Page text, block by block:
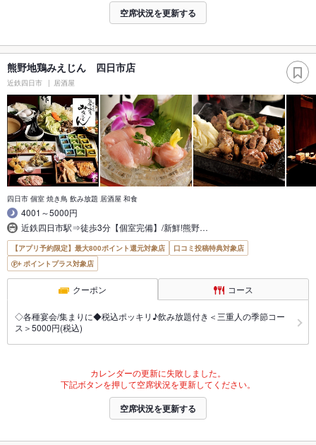
空席状況を更新する
熊野地鶏みえじん 四日市店
近鉄四日市 居酒屋
四日市 個室 焼き鳥 飲み放題 居酒屋 和食
4001～5000円
近鉄四日市駅⇒徒歩3分【個室完備】/新鮮!熊野…
【アプリ予約限定】最大800ポイント還元対象店
口コミ投稿特典対象店
ポイントプラス対象店
クーポン コース
◇各種宴会/集まりに◆税込ポッキリ♪飲み放題付き＜三重人の季節コー
ス＞5000円(税込)
カレンダーの更新に失敗しました。
下記ボタンを押して空席状況を更新してください。
空席状況を更新する